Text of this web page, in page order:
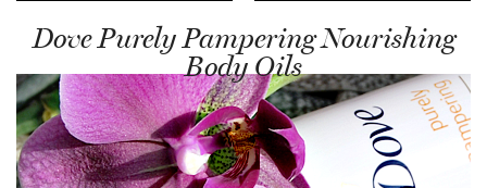
Dove Purely Pampering Nourishing
Body Oils